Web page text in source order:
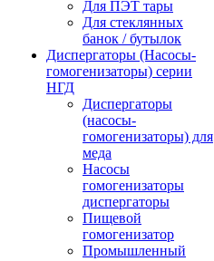
Для ПЭТ тары
Для стеклянных
банок / бутылок
Диспергаторы (Насосы-
гомогенизаторы) серии
НГД
Диспергаторы
(насосы-
гомогенизаторы) для
меда
Насосы
гомогенизаторы
диспергаторы
Пищевой
гомогенизатор
Промышленный